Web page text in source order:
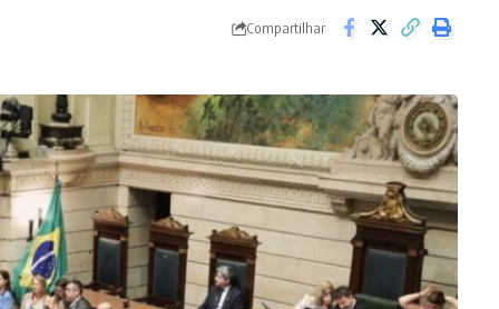
Compartilhar